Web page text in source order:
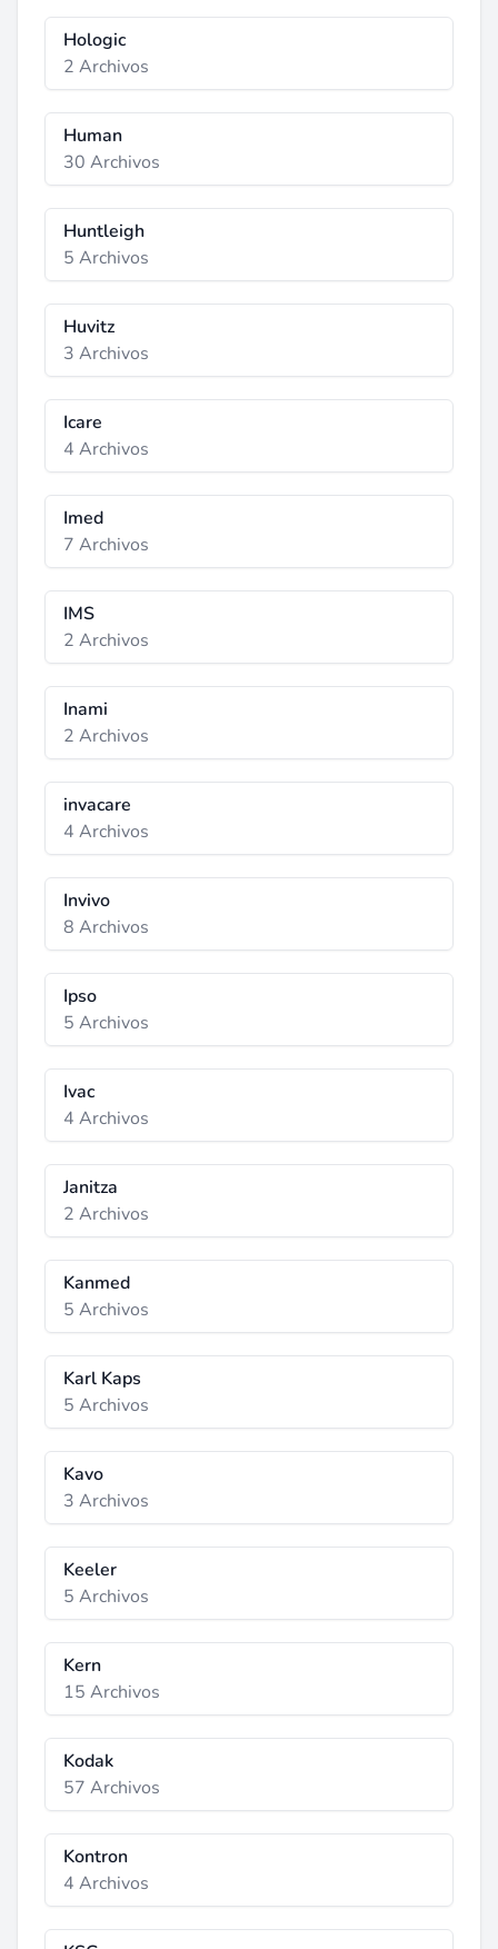
Hologic
2 Archivos
Human
30 Archivos
Huntleigh
5 Archivos
Huvitz
3 Archivos
Icare
4 Archivos
Imed
7 Archivos
IMS
2 Archivos
Inami
2 Archivos
invacare
4 Archivos
Invivo
8 Archivos
Ipso
5 Archivos
Ivac
4 Archivos
Janitza
2 Archivos
Kanmed
5 Archivos
Karl Kaps
5 Archivos
Kavo
3 Archivos
Keeler
5 Archivos
Kern
15 Archivos
Kodak
57 Archivos
Kontron
4 Archivos